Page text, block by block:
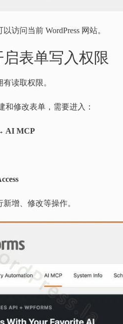
访问当前 WordPress 网站。
表单写入权限
读取权限。
和修改表单，需要进入：
AI MCP
增、修改等操作。